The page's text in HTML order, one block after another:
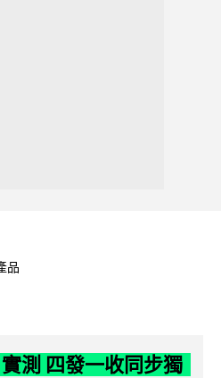
品
測 四發一收同步獨